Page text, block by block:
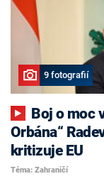
9 fotografií
Orbána“
kritizuje EU
Téma: Zahraničí